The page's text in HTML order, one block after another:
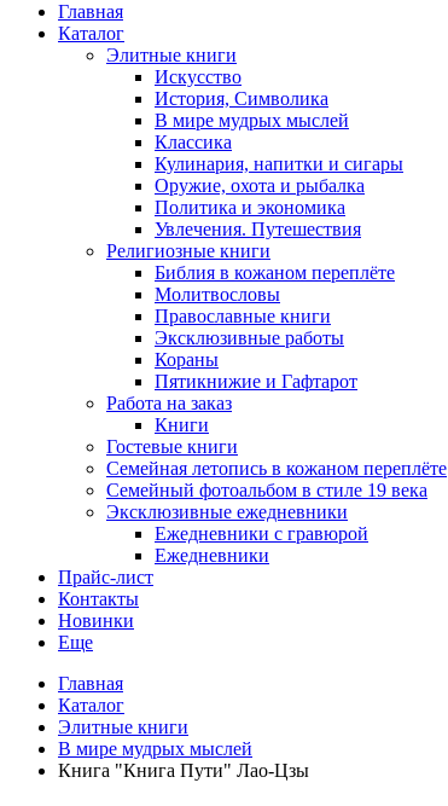
Главная
Каталог
Элитные книги
Искусство
История, Символика
В мире мудрых мыслей
Классика
Кулинария, напитки и сигары
Оружие, охота и рыбалка
Политика и экономика
Увлечения. Путешествия
Религиозные книги
Библия в кожаном переплёте
Молитвословы
Православные книги
Эксклюзивные работы
Кораны
Пятикнижие и Гафтарот
Работа на заказ
Книги
Гостевые книги
Семейная летопись в кожаном переплёте
Семейный фотоальбом в стиле 19 века
Эксклюзивные ежедневники
Ежедневники с гравюрой
Ежедневники
Прайс-лист
Контакты
Новинки
Еще
Главная
Каталог
Элитные книги
В мире мудрых мыслей
Книга "Книга Пути" Лао-Цзы